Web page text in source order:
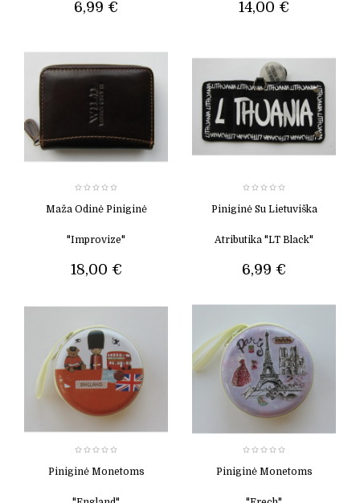
6,99 € 14,00 €
Maža Odinė Piniginė
"Improvize"
18,00 €
Piniginė Su Lietuviška
Atributika "LT Black"
6,99 €
Piniginė Monetoms Piniginė Monetoms